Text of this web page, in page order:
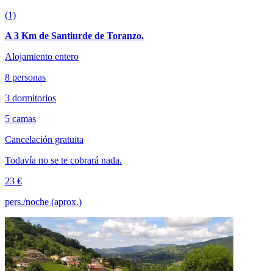
(1)
A 3 Km de Santiurde de Toranzo.
Alojamiento entero
8 personas
3 dormitorios
5 camas
Cancelación gratuita
Todavía no se te cobrará nada.
23 €
pers./noche (aprox.)